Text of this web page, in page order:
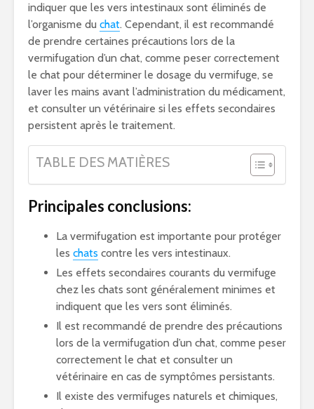
indiquer que les vers intestinaux sont éliminés de
l’organisme du chat. Cependant, il est recommandé
de prendre certaines précautions lors de la
vermifugation d’un chat, comme peser correctement
le chat pour déterminer le dosage du vermifuge, se
laver les mains avant l’administration du médicament,
et consulter un vétérinaire si les effets secondaires
persistent après le traitement.
TABLE DES MATIÈRES
Principales conclusions:
La vermifugation est importante pour protéger
les chats contre les vers intestinaux.
Les effets secondaires courants du vermifuge
chez les chats sont généralement minimes et
indiquent que les vers sont éliminés.
Il est recommandé de prendre des précautions
lors de la vermifugation d’un chat, comme peser
correctement le chat et consulter un
vétérinaire en cas de symptômes persistants.
Il existe des vermifuges naturels et chimiques,